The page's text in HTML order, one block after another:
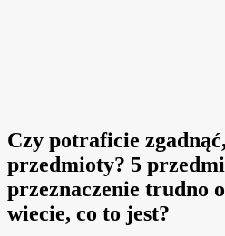
Czy potraficie
przedmioty? 5
przeznaczenie trudno
wiecie, co to jest?